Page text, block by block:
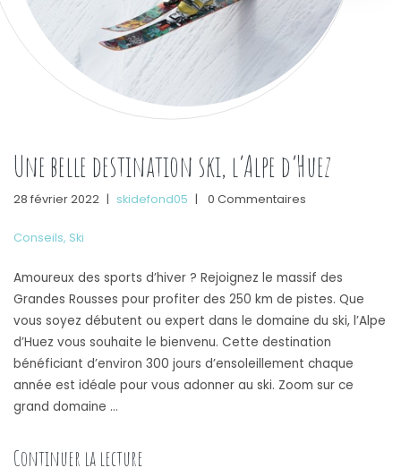
Une belle destination ski, l’Alpe d’Huez
28 février 2022 | skidefond05 | 0 Commentaires
Conseils, Ski
Amoureux des sports d’hiver ? Rejoignez le massif des
Grandes Rousses pour profiter des 250 km de pistes. Que
vous soyez débutent ou expert dans le domaine du ski, l’Alpe
d’Huez vous souhaite le bienvenu. Cette destination
bénéficiant d’environ 300 jours d’ensoleillement chaque
année est idéale pour vous adonner au ski. Zoom sur ce
grand domaine …
Continuer la lecture